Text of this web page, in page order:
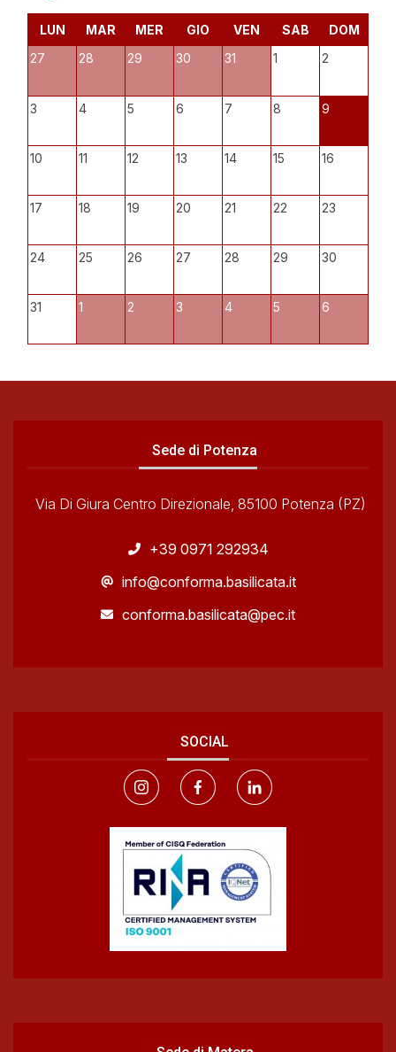
LUN MAR MER GIO VEN SAB
DOM
27
28 29 30 31 1 2
3 4 5 6 7 8 9
10 11 12 13 14 15 16
17 18 19 20 21 22 23
24 25 26 27 28 29 30
31 1 2 3 4 5 6
Sede di Potenza
Via Di Giura Centro Direzionale, 85100 Potenza (PZ)
+39 0971 292934
info@conforma.basilicata.it
conforma.basilicata@pec.it
SOCIAL